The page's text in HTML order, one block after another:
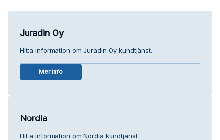
Juradin Oy
Hitta information om Juradin Oy kundtjänst.
Mer info
Nordia
Hitta information om Nordia kundtjänst.